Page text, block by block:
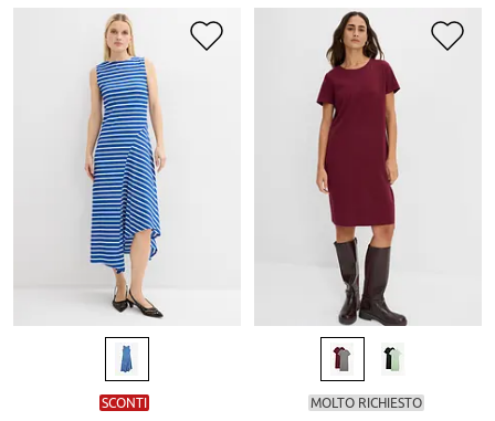
SCONTI MOLTO RICHIESTO